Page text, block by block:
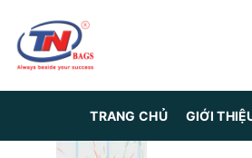
content
TRANG CHỦ GIỚI